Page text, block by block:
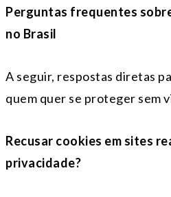
Perguntas frequentes
no Brasil
A seguir, respostas diretas
quem quer se proteger sem
Recusar cookies em sites
privacidade?